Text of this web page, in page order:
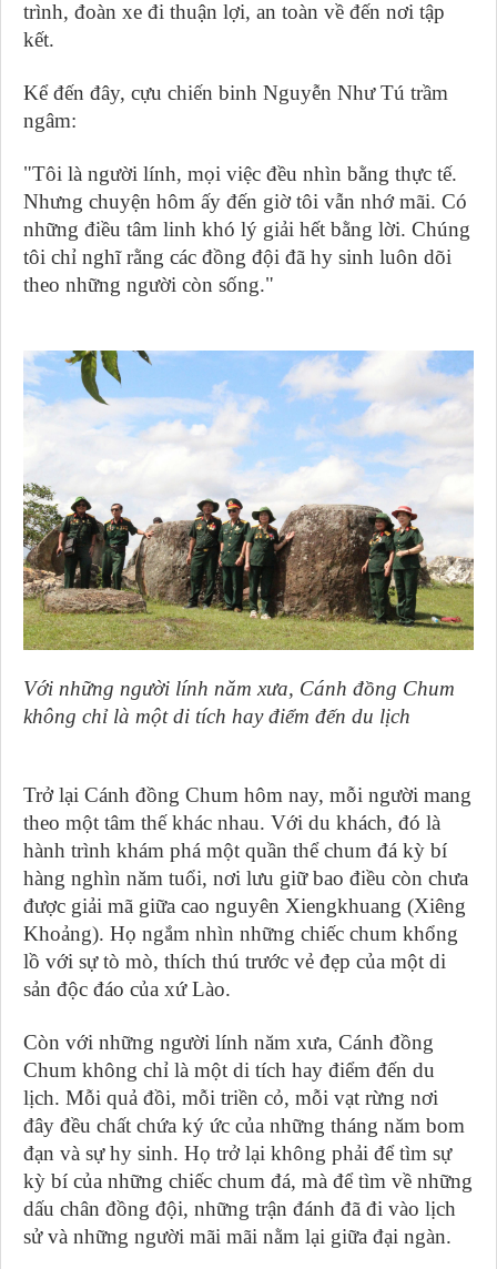
trình, đoàn xe đi thuận lợi, an toàn về đến nơi tập
kết.
Kể đến đây, cựu chiến binh Nguyễn Như Tú trầm
ngâm:
"Tôi là người lính, mọi việc đều nhìn bằng thực tế.
Nhưng chuyện hôm ấy đến giờ tôi vẫn nhớ mãi. Có
những điều tâm linh khó lý giải hết bằng lời. Chúng
tôi chỉ nghĩ rằng các đồng đội đã hy sinh luôn dõi
theo những người còn sống."
Với những người lính năm xưa, Cánh đồng Chum
không chỉ là một di tích hay điểm đến du lịch
Trở lại Cánh đồng Chum hôm nay, mỗi người mang
theo một tâm thế khác nhau. Với du khách, đó là
hành trình khám phá một quần thể chum đá kỳ bí
hàng nghìn năm tuổi, nơi lưu giữ bao điều còn chưa
được giải mã giữa cao nguyên Xiengkhuang (Xiêng
Khoảng). Họ ngắm nhìn những chiếc chum khổng
lồ với sự tò mò, thích thú trước vẻ đẹp của một di
sản độc đáo của xứ Lào.
Còn với những người lính năm xưa, Cánh đồng
Chum không chỉ là một di tích hay điểm đến du
lịch. Mỗi quả đồi, mỗi triền cỏ, mỗi vạt rừng nơi
đây đều chất chứa ký ức của những tháng năm bom
đạn và sự hy sinh. Họ trở lại không phải để tìm sự
kỳ bí của những chiếc chum đá, mà để tìm về những
dấu chân đồng đội, những trận đánh đã đi vào lịch
sử và những người mãi mãi nằm lại giữa đại ngàn.